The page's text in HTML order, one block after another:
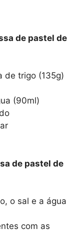
de pastel de
de trigo (135g)
(90ml)
de pastel de
o sal e a água
com as